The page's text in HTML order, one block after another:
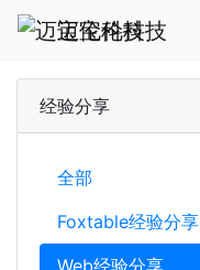
迈宝伦科技
经验分享
全部
Foxtable经验分享
Web经验分享